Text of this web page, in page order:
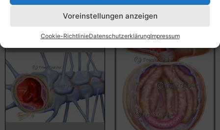
Voreinstellungen anzeigen
Cookie-RichtlinieDatenschutzerklärungImpressum